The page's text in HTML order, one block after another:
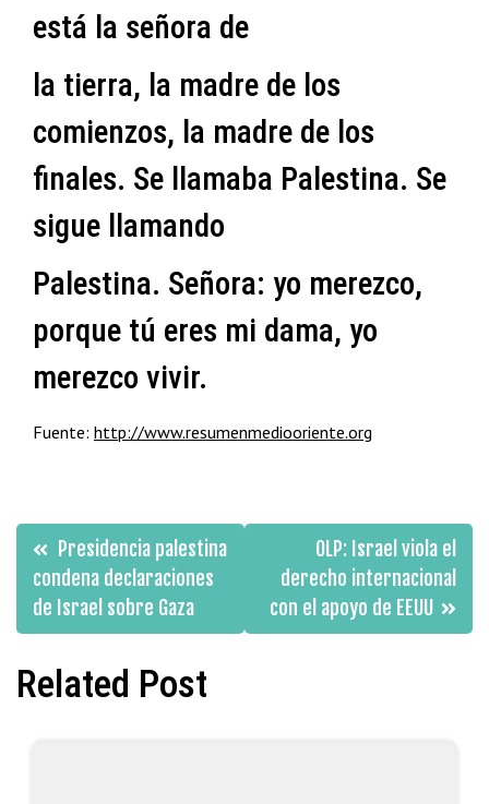
está la señora de
la tierra, la madre de los
comienzos, la madre de los
finales. Se llamaba Palestina. Se
sigue llamando
Palestina. Señora: yo merezco,
porque tú eres mi dama, yo
merezco vivir.
Fuente: http://www.resumenmediooriente.org
Navegación
de
entradas
Presidencia palestina
condena declaraciones
de Israel sobre Gaza
OLP: Israel viola el
derecho internacional
con el apoyo de EEUU
Related Post